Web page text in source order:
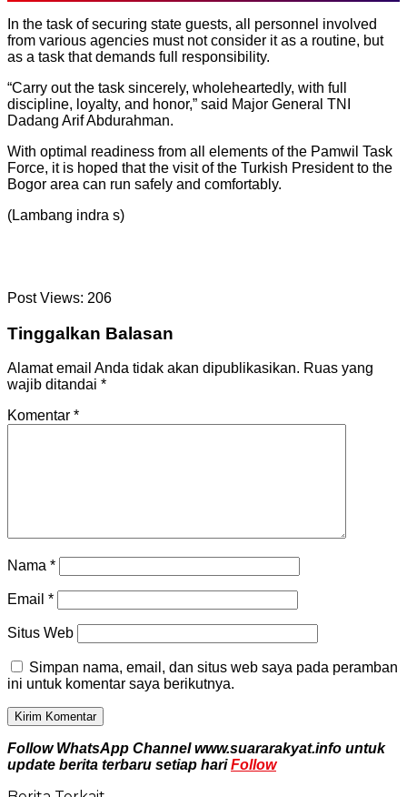
In the task of securing state guests, all personnel involved
from various agencies must not consider it as a routine, but
as a task that demands full responsibility.
“Carry out the task sincerely, wholeheartedly, with full
discipline, loyalty, and honor,” said Major General TNI
Dadang Arif Abdurahman.
With optimal readiness from all elements of the Pamwil Task
Force, it is hoped that the visit of the Turkish President to the
Bogor area can run safely and comfortably.
(Lambang indra s)
Post Views: 206
Tinggalkan Balasan
Alamat email Anda tidak akan dipublikasikan. Ruas yang
wajib ditandai *
Komentar *
Nama *
Email *
Situs Web
Simpan nama, email, dan situs web saya pada peramban
ini untuk komentar saya berikutnya.
Follow WhatsApp Channel www.suararakyat.info untuk
update berita terbaru setiap hariFollow